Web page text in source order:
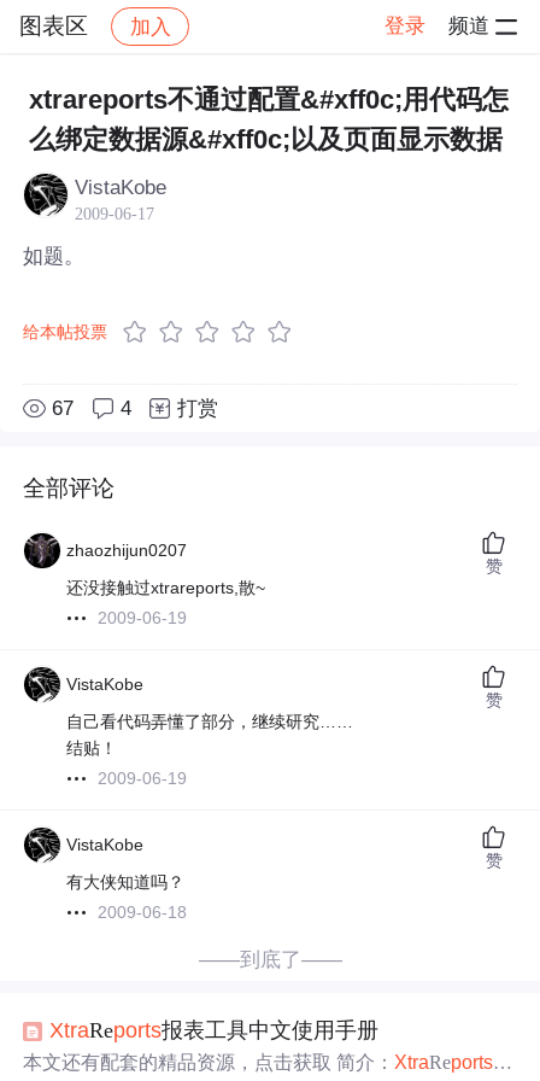
图表区 加入 登录 频道
社区 图表区 帖子详情
xtrareports不通过配置&#xff0c;用代码怎
么绑定数据源&#xff0c;以及页面显示数据
VistaKobe
2009-06-17
如题。
给本帖投票
67 4 打赏
全部评论
zhaozhijun0207
还没接触过xtrareports,散~
2009-06-19
赞
VistaKobe
自己看代码弄懂了部分，继续研究……
结贴！
2009-06-19
赞
VistaKobe
有大侠知道吗？
2009-06-18
赞
——到底了——
XtraReports报表工具中文使用手册
本文还有配套的精品资源，点击获取 简介： XtraReports是